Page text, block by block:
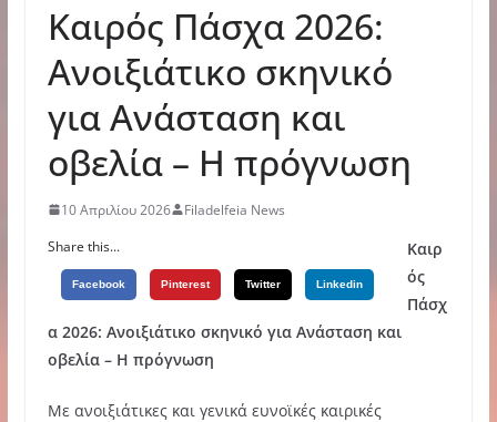
Καιρός Πάσχα 2026:
Ανοιξιάτικο σκηνικό
για Ανάσταση και
οβελία – Η πρόγνωση
10 Απριλίου 2026
Filadelfeia News
Share this...
Facebook Pinterest Twitter Linkedin
Καιρ
ός
Πάσχ
α 2026: Ανοιξιάτικο σκηνικό για Ανάσταση και
οβελία – Η πρόγνωση
Με ανοιξιάτικες και γενικά ευνοϊκές καιρικές